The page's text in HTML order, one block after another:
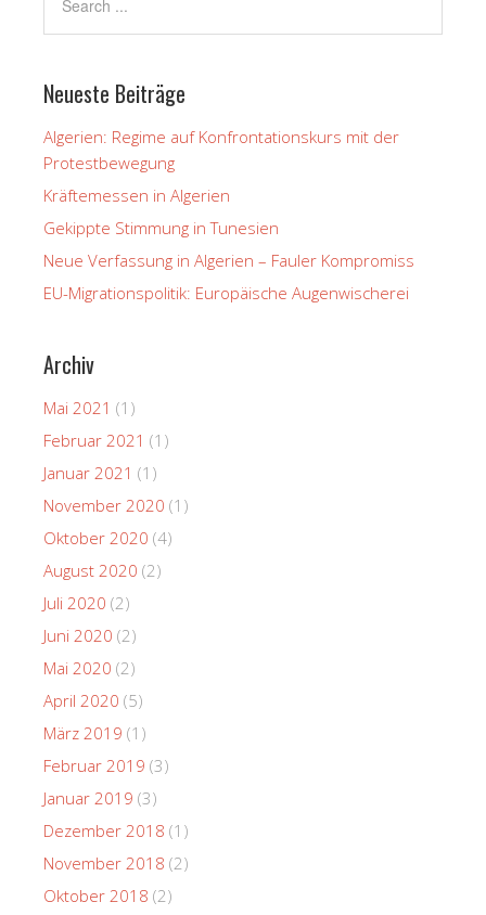
Neueste Beiträge
Algerien: Regime auf Konfrontationskurs mit der
Protestbewegung
Kräftemessen in Algerien
Gekippte Stimmung in Tunesien
Neue Verfassung in Algerien – Fauler Kompromiss
EU-Migrationspolitik: Europäische Augenwischerei
Archiv
Mai 2021 (1)
Februar 2021 (1)
Januar 2021 (1)
November 2020 (1)
Oktober 2020 (4)
August 2020 (2)
Juli 2020 (2)
Juni 2020 (2)
Mai 2020 (2)
April 2020 (5)
März 2019 (1)
Februar 2019 (3)
Januar 2019 (3)
Dezember 2018 (1)
November 2018 (2)
Oktober 2018 (2)